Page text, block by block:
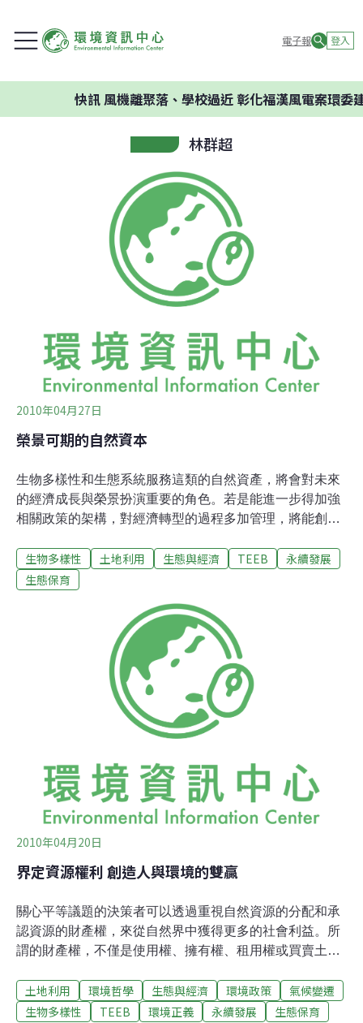
電子報 登入
風機離聚落、學校過近 彰化福漢風電案環委建議
林群超
2010年04月27日
榮景可期的自然資本
生物多樣性和生態系統服務這類的自然資產，將會對未來
的經濟成長與榮景扮演重要的角色。若是能進一步得加強
相關政策的架構，對經濟轉型的過程多加管理，將能創造
行動與報告上，例如聯合國的千禧年生態系統評估
(Millennium Ecosystem Assessment)，指出自然本對人類
我們同時也面臨會反映在政策上的巨大經濟成本。政策造
成改變自然資本是個提供人類服務與支持我們經濟的網
絡。自然資本對解決許多生態的危機，有巨大的貢獻，這
些危機包含氣候變遷、糧食安全、不足的用水。這些危機
在被解決的同時，也能消弭貧窮。面對自然資本的議題，
沒有一個一體適用的方法，必須因地制宜。但有兩個建議
方案，可能可以適用於各種不同的案例。一、政策回應不
策，例如農林漁業、能源、
生物多樣性 土地利用 生態與經濟 TEEB
永續發展
生態保育
2010年04月20日
界定資源權利 創造人與環境的雙贏
關心平等議題的決策者可以透過重視自然資源的分配和承
認資源的財產權，來從自然界中獲得更多的社會利益。所
謂的財產權，不僅是使用權、擁有權、租用權或買賣土
源將如何被使用。從一個平等的觀點來看，公平得分配資
源是很重要的。 當我們要管制原本可免費取得的生態系統
土地利用 環境哲學 生態與經濟 環境政策
氣候變遷
生物多樣性
TEEB 環境正義 永續發展 生態保育